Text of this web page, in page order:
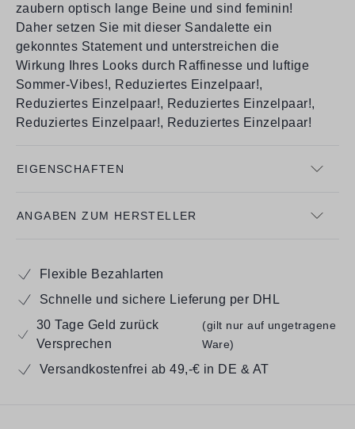
zaubern optisch lange Beine und sind feminin!
Daher setzen Sie mit dieser Sandalette ein
gekonntes Statement und unterstreichen die
Wirkung Ihres Looks durch Raffinesse und luftige
Sommer-Vibes!, Reduziertes Einzelpaar!,
Reduziertes Einzelpaar!, Reduziertes Einzelpaar!,
Reduziertes Einzelpaar!, Reduziertes Einzelpaar!
EIGENSCHAFTEN
ANGABEN ZUM HERSTELLER
Flexible Bezahlarten
Schnelle und sichere Lieferung per DHL
30 Tage Geld zurück
Versprechen
(gilt nur auf ungetragene
Ware)
Versandkostenfrei ab 49,-€ in DE & AT